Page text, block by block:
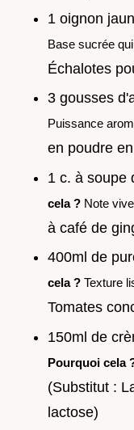
1 oignon
Base sucrée
Échalotes
3 gousses
Puissance
en poudre
1 c. à soupe
cela ? Note
à café de
400ml de
cela ? Texture
Tomates
150ml de
Pourquoi cela
(Substitut :
lactose)